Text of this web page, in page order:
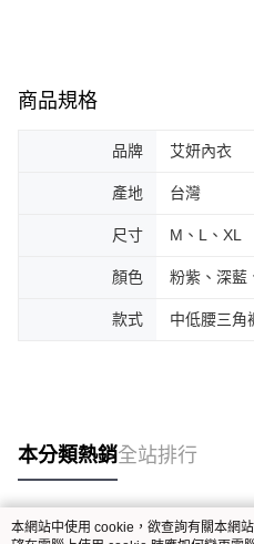
商品規格
品牌 艾妍內衣
產地 台灣
尺寸 M、L、XL
顏色 粉紫、深藍
款式 中低腰三角
本分類熱銷全站排行
本網站中使用 cookie，欲查詢有關本網